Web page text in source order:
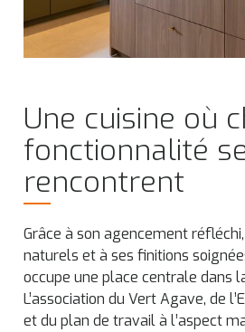
Une cuisine où
fonctionnalité
rencontrent
Grâce à son agencement
naturels et à ses finitions
occupe une place centrale dans
L’association du Vert Agave, de
et du plan de travail à l’aspect